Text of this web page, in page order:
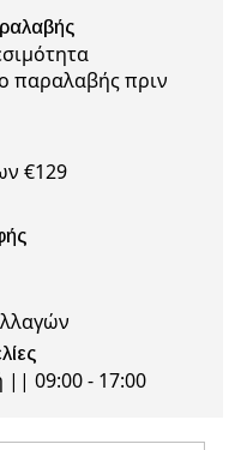
παραλαβής πριν
€129
|| 09:00 - 17:00